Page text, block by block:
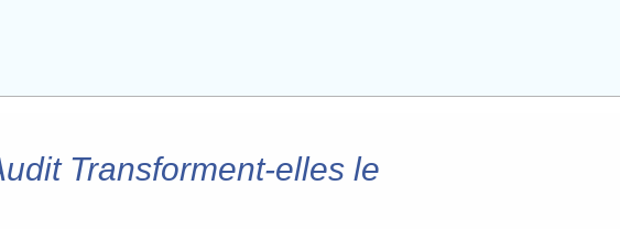
Transforment-elles le